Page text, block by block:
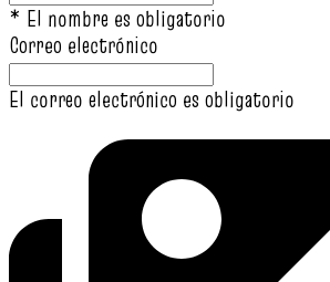
* El nombre es obligatorio
Correo electrónico
El correo electrónico es obligatorio